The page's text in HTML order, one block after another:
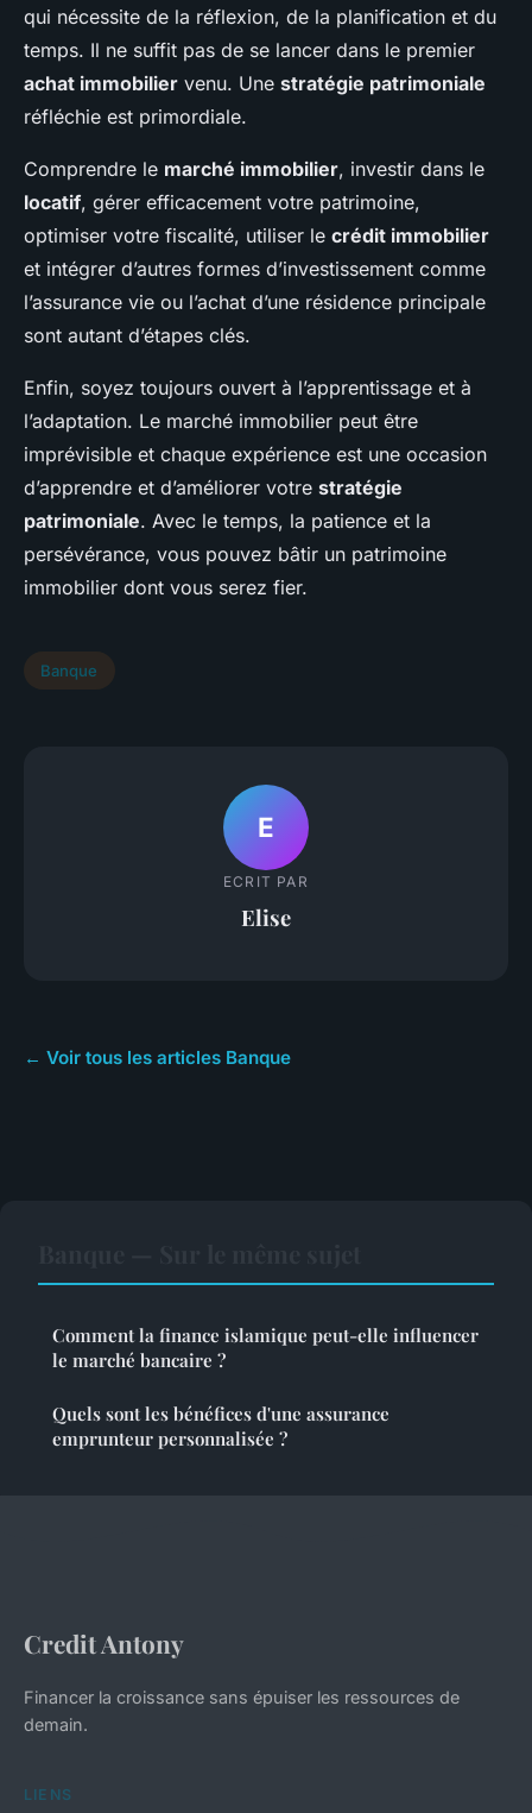
qui nécessite de la réflexion, de la planification et du
temps. Il ne suffit pas de se lancer dans le premier
achat immobilier venu. Une stratégie patrimoniale
réfléchie est primordiale.
Comprendre le marché immobilier, investir dans le
locatif, gérer efficacement votre patrimoine,
optimiser votre fiscalité, utiliser le crédit immobilier
et intégrer d’autres formes d’investissement comme
l’assurance vie ou l’achat d’une résidence principale
sont autant d’étapes clés.
Enfin, soyez toujours ouvert à l’apprentissage et à
l’adaptation. Le marché immobilier peut être
imprévisible et chaque expérience est une occasion
d’apprendre et d’améliorer votre stratégie
patrimoniale. Avec le temps, la patience et la
persévérance, vous pouvez bâtir un patrimoine
immobilier dont vous serez fier.
Banque
E
ECRIT PAR
Elise
← Voir tous les articles Banque
Comment la finance islamique peut-elle influencer
le marché bancaire ?
Quels sont les bénéfices d'une assurance
emprunteur personnalisée ?
Credit Antony
Financer la croissance sans épuiser les ressources de
demain.
LIENS